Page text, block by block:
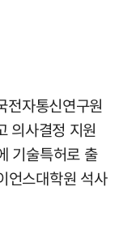
전자통신연구원
의사결정 지원
기술특허로 출
언스대학원 석사